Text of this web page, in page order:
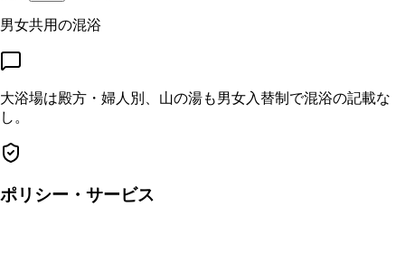
男女共用の混浴
大浴場は殿方・婦人別、山の湯も男女入替制で混浴の記載な
し。
ポリシー・サービス